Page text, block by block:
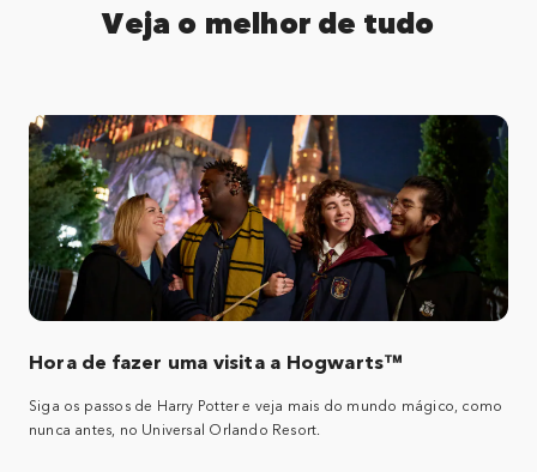
Veja o melhor de tudo
Hora de fazer uma visita a Hogwarts™
Siga os passos de Harry Potter e veja mais do mundo mágico, como
nunca antes, no Universal Orlando Resort.